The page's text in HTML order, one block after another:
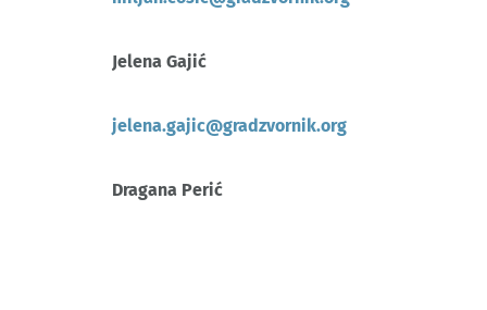
Jelena Gajić
jelena.gajic@gradzvornik.org
Dragana Perić